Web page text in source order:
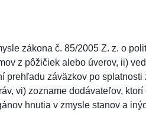
zákona č. 85/2005 Z. z. o
z pôžičiek alebo úverov, ii)
prehľadu záväzkov po
vi) zozname dodávateľov,
hnutia v zmysle stanov a